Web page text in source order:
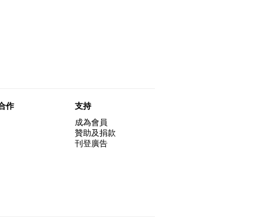
作
支持
成為會員
贊助及捐款
刊登廣告